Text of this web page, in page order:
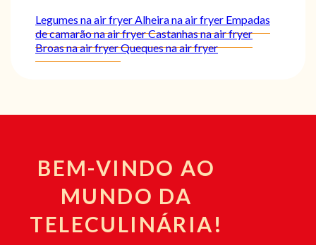
Legumes na air fryerAlheira na air fryer Empadas
de camarão na air fryerCastanhas na air fryer
Broas na air fryerQueques na air fryer
BEM-VINDO AO
MUNDO DA
TELECULINÁRIA!